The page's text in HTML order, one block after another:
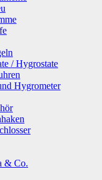
/ Hygrostate
Hygrometer
& Co.